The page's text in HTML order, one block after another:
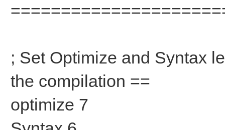
; Set Optimize and Syntax
the compilation ==
optimize 7